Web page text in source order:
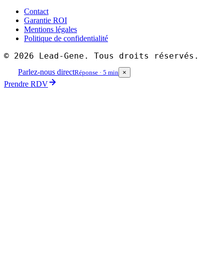
Contact
Garantie ROI
Mentions légales
Politique de confidentialité
© 2026 Lead-Gene. Tous droits réservés.
Parlez-nous directRéponse · 5 min ×
Prendre RDV